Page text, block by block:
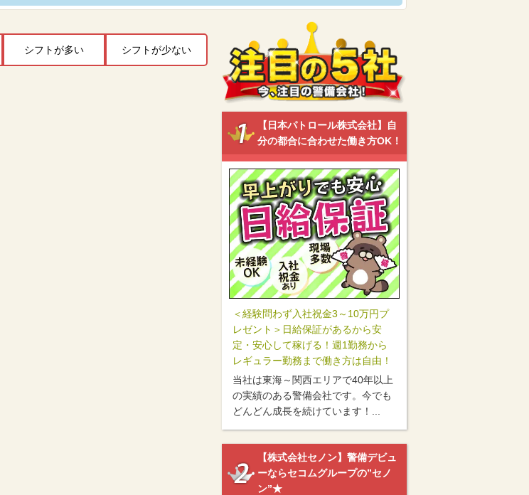
シフトが多い シフトが少ない
【日本パトロール株式会社】自
分の都合に合わせた働き方OK！
＜経験問わず入社祝金3～10万円プ
レゼント＞日給保証があるから安
定・安心して稼げる！週1勤務から
レギュラー勤務まで働き方は自由！
当社は東海～関西エリアで40年以上
の実績のある警備会社です。今でも
どんどん成長を続けています！...
【株式会社セノン】警備デビュ
ーならセコムグループの”セノ
ン”★